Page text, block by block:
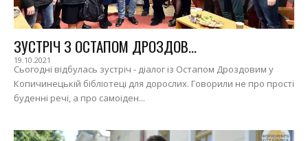
ЗУСТРІЧ З ОСТАПОМ ДРОЗДОВ...
19.10.2021
Сьогодні відбулась зустріч - діалог із Остапом Дроздовим у
Копичинецькій бібліотеці для дорослих. Говорили не про прості
буденні речі, а про самоіден...